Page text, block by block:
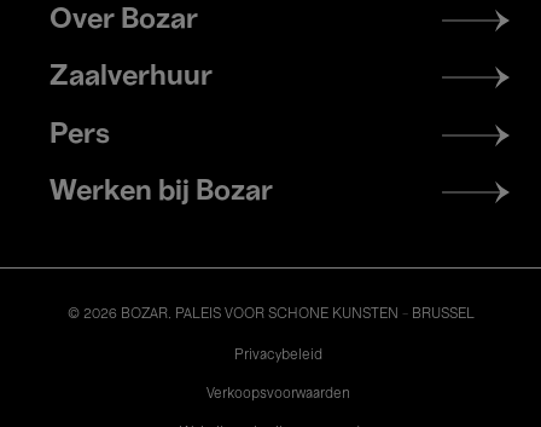
Footer
menu
Over Bozar
Zaalverhuur
Pers
Werken bij Bozar
© 2026 BOZAR. PALEIS VOOR SCHONE KUNSTEN - BRUSSEL
Privacybeleid
Verkoopsvoorwaarden